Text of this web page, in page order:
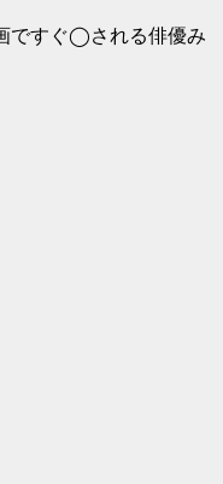
ですぐ◯される俳優み